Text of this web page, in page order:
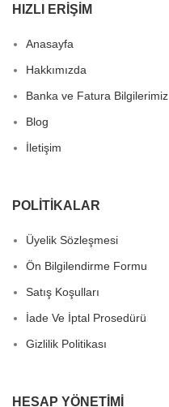
HIZLI ERIŞIM
Anasayfa
Hakkımızda
Banka ve Fatura Bilgilerimiz
Blog
İletişim
POLITIKALAR
Üyelik Sözleşmesi
Ön Bilgilendirme Formu
Satış Koşulları
İade Ve İptal Prosedürü
Gizlilik Politikası
HESAP YÖNETIMI